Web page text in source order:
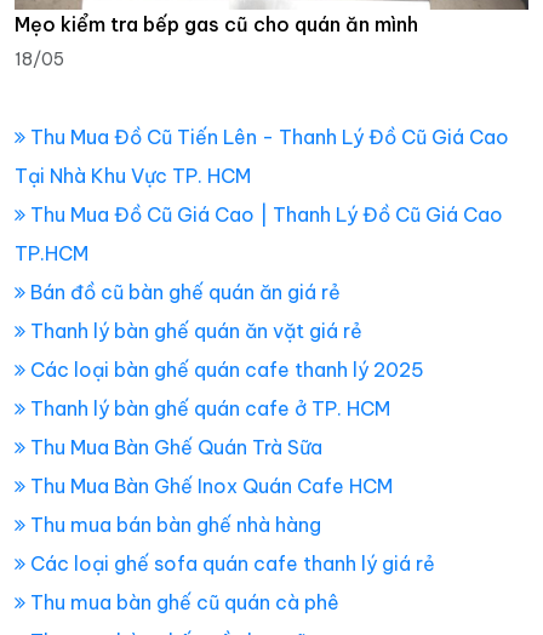
Mẹo kiểm tra bếp gas cũ cho quán ăn mình
18/05
Thu Mua Đồ Cũ Tiến Lên - Thanh Lý Đồ Cũ Giá Cao
Tại Nhà Khu Vực TP. HCM
Thu Mua Đồ Cũ Giá Cao | Thanh Lý Đồ Cũ Giá Cao
TP.HCM
Bán đồ cũ bàn ghế quán ăn giá rẻ
Thanh lý bàn ghế quán ăn vặt giá rẻ
Các loại bàn ghế quán cafe thanh lý 2025
Thanh lý bàn ghế quán cafe ở TP. HCM
Thu Mua Bàn Ghế Quán Trà Sữa
Thu Mua Bàn Ghế Inox Quán Cafe HCM
Thu mua bán bàn ghế nhà hàng
Các loại ghế sofa quán cafe thanh lý giá rẻ
Thu mua bàn ghế cũ quán cà phê